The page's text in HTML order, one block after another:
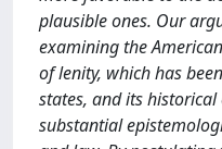
plausible ones. Our
examining the
of lenity, which has
states, and its
substantial